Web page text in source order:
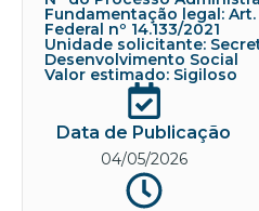
Fundamentação legal:
Federal nº 14.133/2021
Unidade solicitante:
Desenvolvimento Social
Valor estimado: Sigiloso
Data de Publicação
04/05/2026